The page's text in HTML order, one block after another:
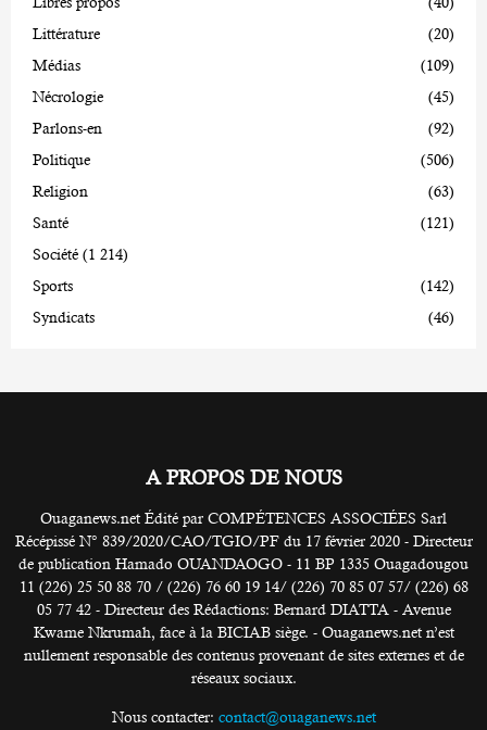
Littérature
(20)
Médias
(109)
Nécrologie
(45)
Parlons-en
(92)
Politique
(506)
Religion
(63)
Santé
(121)
Société (1 214)
Sports
(142)
Syndicats
(46)
A PROPOS DE NOUS
Ouaganews.net Édité par COMPÉTENCES ASSOCIÉES Sarl
Récépissé N° 839/2020/CAO/TGIO/PF du 17 février 2020 - Directeur
de publication Hamado OUANDAOGO - 11 BP 1335 Ouagadougou
11 (226) 25 50 88 70 / (226) 76 60 19 14/ (226) 70 85 07 57/ (226) 68
05 77 42 - Directeur des Rédactions: Bernard DIATTA - Avenue
Kwame Nkrumah, face à la BICIAB siège. - Ouaganews.net n’est
nullement responsable des contenus provenant de sites externes et de
réseaux sociaux.
Nous contacter: contact@ouaganews.net